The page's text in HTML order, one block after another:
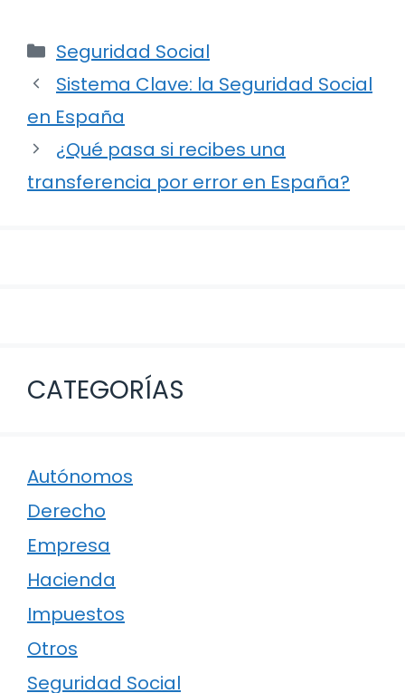
Categorías
Seguridad Social
Navegación
de
entradas
Sistema Clave: la Seguridad Social
en España
¿Qué pasa si recibes una
transferencia por error en España?
CATEGORÍAS
Autónomos
Derecho
Empresa
Hacienda
Impuestos
Otros
Seguridad Social